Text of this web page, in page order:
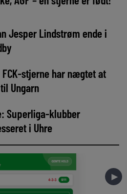
Jesper Lindstrøm ende i
FCK-stjerne har nægtet at
Ungarn
Superliga-klubber
i Uhre
►